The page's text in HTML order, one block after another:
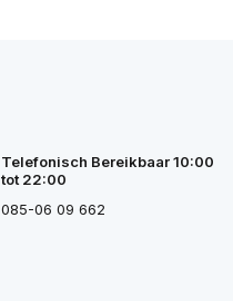
Telefonisch Bereikbaar 10:00
tot 22:00
085-06 09 662